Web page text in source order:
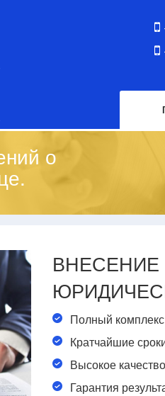
о
Полный комплекс
Кратчайшие
Высокое
Гарантия